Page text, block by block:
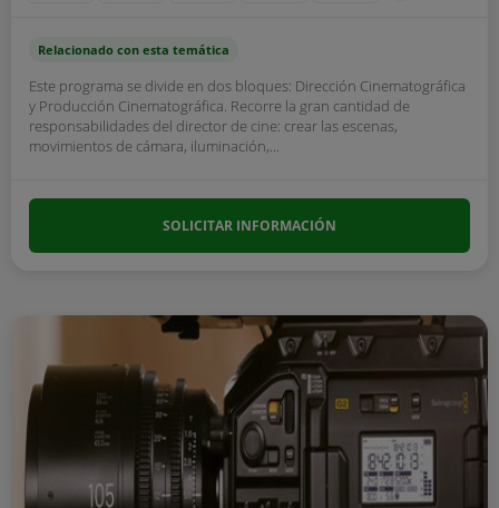
Relacionado con esta temática
Este programa se divide en dos bloques: Dirección Cinematográfica
y Producción Cinematográfica. Recorre la gran cantidad de
responsabilidades del director de cine: crear las escenas,
movimientos de cámara, iluminación,...
SOLICITAR INFORMACIÓN